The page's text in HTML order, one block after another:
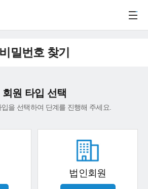
비밀번호 찾기
회원 타입 선택
을 선택하여 단계를 진행해 주세요.
법인회원